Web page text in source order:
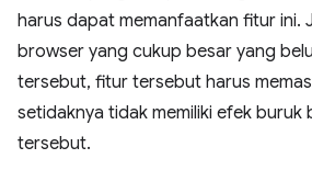
harus dapat memanfaatkan fitur ini.
browser yang cukup besar yang
tersebut, fitur tersebut harus
setidaknya tidak memiliki efek buruk
tersebut.